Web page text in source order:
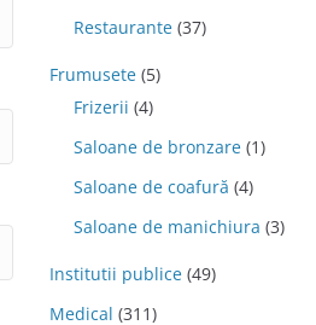
Restaurante (37)
Frumusete (5)
Frizerii (4)
Saloane de bronzare (1)
Saloane de coafură (4)
Saloane de manichiura (3)
Institutii publice (49)
Medical (311)